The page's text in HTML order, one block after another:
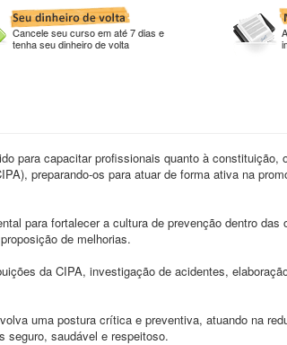
Cancele seu curso em até 7 dias e
tenha seu dinheiro de volta
para capacitar profissionais quanto à constituição,
preparando-os para atuar de forma ativa na
para fortalecer a cultura de prevenção dentro das
de melhorias.
da CIPA, investigação de acidentes,
uma postura crítica e preventiva, atuando na
seguro, saudável e respeitoso.